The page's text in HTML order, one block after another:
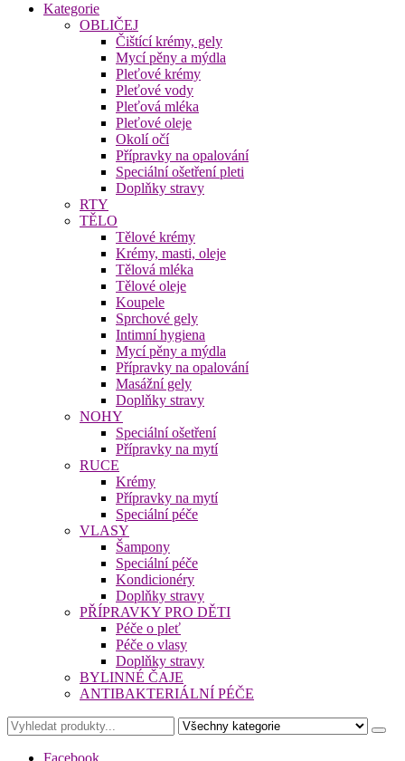
Kategorie
OBLIČEJ
Čištící krémy, gely
Mycí pěny a mýdla
Pleťové krémy
Pleťové vody
Pleťová mléka
Pleťové oleje
Okolí očí
Přípravky na opalování
Speciální ošetření pleti
Doplňky stravy
RTY
TĚLO
Tělové krémy
Krémy, masti, oleje
Tělová mléka
Tělové oleje
Koupele
Sprchové gely
Intimní hygiena
Mycí pěny a mýdla
Přípravky na opalování
Masážní gely
Doplňky stravy
NOHY
Speciální ošetření
Přípravky na mytí
RUCE
Krémy
Přípravky na mytí
Speciální péče
VLASY
Šampony
Speciální péče
Kondicionéry
Doplňky stravy
PŘÍPRAVKY PRO DĚTI
Péče o pleť
Péče o vlasy
Doplňky stravy
BYLINNÉ ČAJE
ANTIBAKTERIÁLNÍ PÉČE